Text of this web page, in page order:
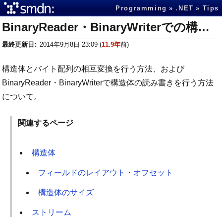
Programming .NET Tips
BinaryReader・BinaryWriterでの構造体の読み書き
最終更新日 2014年9月8日 23:09 (11.9年前)
構造体とバイト配列の相互変換を行う方法、および
BinaryReader・BinaryWriterで構造体の読み書きを行う方法
について。
関連するページ
構造体
フィールドのレイアウト・オフセット
構造体のサイズ
ストリーム